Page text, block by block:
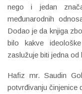
nego i jedan
međunarodnih
Dodao je da knjiga
bilo kakve
zaslužuje biti jedna
Hafiz mr. Saudin
potvrđivanju činjenice